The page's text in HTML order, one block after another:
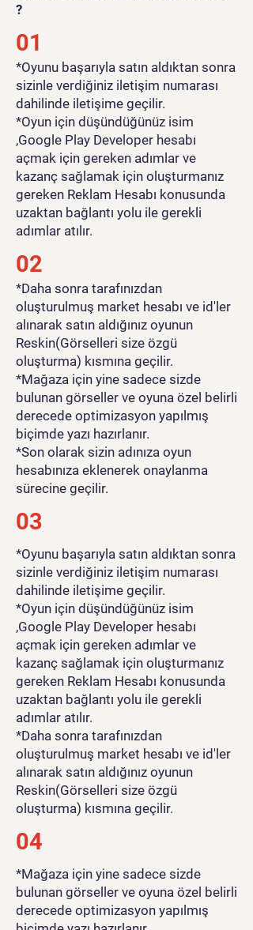
?
01
*Oyunu başarıyla satın aldıktan sonra
sizinle verdiğiniz iletişim numarası
dahilinde iletişime geçilir.
*Oyun için düşündüğünüz isim
,Google Play Developer hesabı
açmak için gereken adımlar ve
kazanç sağlamak için oluşturmanız
gereken Reklam Hesabı konusunda
uzaktan bağlantı yolu ile gerekli
adımlar atılır.
02
*Daha sonra tarafınızdan
oluşturulmuş market hesabı ve id'ler
alınarak satın aldığınız oyunun
Reskin(Görselleri size özgü
oluşturma) kısmına geçilir.
*Mağaza için yine sadece sizde
bulunan görseller ve oyuna özel belirli
derecede optimizasyon yapılmış
biçimde yazı hazırlanır.
*Son olarak sizin adınıza oyun
hesabınıza eklenerek onaylanma
sürecine geçilir.
03
*Oyunu başarıyla satın aldıktan sonra
sizinle verdiğiniz iletişim numarası
dahilinde iletişime geçilir.
*Oyun için düşündüğünüz isim
,Google Play Developer hesabı
açmak için gereken adımlar ve
kazanç sağlamak için oluşturmanız
gereken Reklam Hesabı konusunda
uzaktan bağlantı yolu ile gerekli
adımlar atılır.
*Daha sonra tarafınızdan
oluşturulmuş market hesabı ve id'ler
alınarak satın aldığınız oyunun
Reskin(Görselleri size özgü
oluşturma) kısmına geçilir.
04
*Mağaza için yine sadece sizde
bulunan görseller ve oyuna özel belirli
derecede optimizasyon yapılmış